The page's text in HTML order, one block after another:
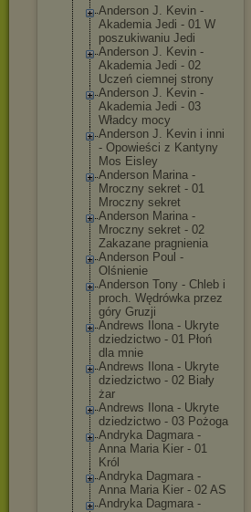
Anderson J. Kevin -
Akademia Jedi - 01 W
poszukiwaniu Jedi
Anderson J. Kevin -
Akademia Jedi - 02
Uczeń ciemnej strony
Anderson J. Kevin -
Akademia Jedi - 03
Władcy mocy
Anderson J. Kevin i inni
- Opowieści z Kantyny
Mos Eisley
Anderson Marina -
Mroczny sekret - 01
Mroczny sekret
Anderson Marina -
Mroczny sekret - 02
Zakazane pragnienia
Anderson Poul -
Olśnienie
Anderson Tony - Chleb i
proch. Wędrówka przez
góry Gruzji
Andrews Ilona - Ukryte
dziedzictwo - 01 Płoń
dla mnie
Andrews Ilona - Ukryte
dziedzictwo - 02 Biały
żar
Andrews Ilona - Ukryte
dziedzictwo - 03 Pożoga
Andryka Dagmara -
Anna Maria Kier - 01
Król
Andryka Dagmara -
Anna Maria Kier - 02 AS
Andryka Dagmara -